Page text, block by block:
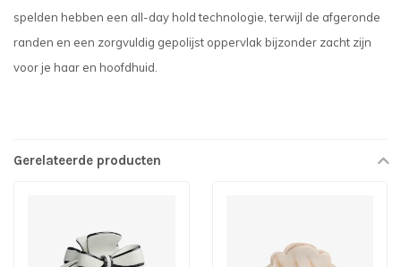
spelden hebben een all-day hold technologie, terwijl de afgeronde
randen en een zorgvuldig gepolijst oppervlak bijzonder zacht zijn
voor je haar en hoofdhuid.
Gerelateerde producten